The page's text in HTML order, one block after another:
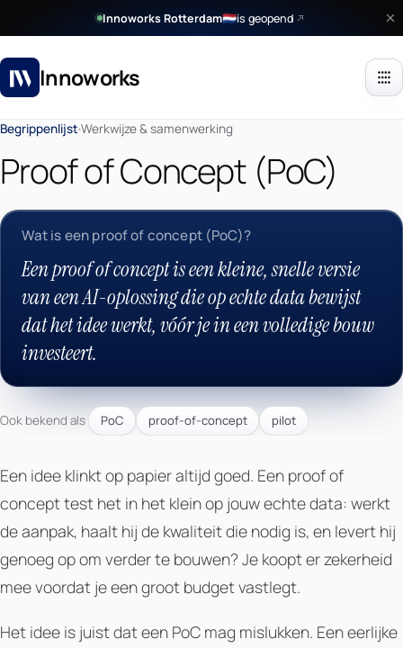
Innoworks Rotterdam🇳🇱is geopend
Innoworks
Begrippenlijst·Werkwijze & samenwerking
Proof of Concept (PoC)
Wat is een proof of concept (PoC)?
Een proof of concept is een kleine, snelle versie
van een AI-oplossing die op echte data bewijst
dat het idee werkt, vóór je in een volledige bouw
investeert.
Ook bekend als PoC proof-of-concept pilot
Een idee klinkt op papier altijd goed. Een proof of
concept test het in het klein op jouw echte data: werkt
de aanpak, haalt hij de kwaliteit die nodig is, en levert hij
genoeg op om verder te bouwen? Je koopt er zekerheid
mee voordat je een groot budget vastlegt.
Het idee is juist dat een PoC mag mislukken. Een eerlijke